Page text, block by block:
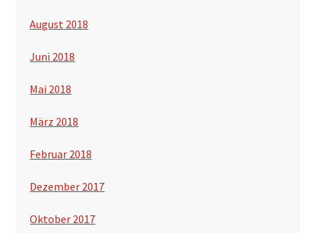
August 2018
Juni 2018
Mai 2018
März 2018
Februar 2018
Dezember 2017
Oktober 2017